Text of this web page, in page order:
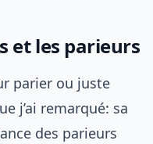
et les parieurs
parier ou juste
j’ai remarqué: sa
des parieurs